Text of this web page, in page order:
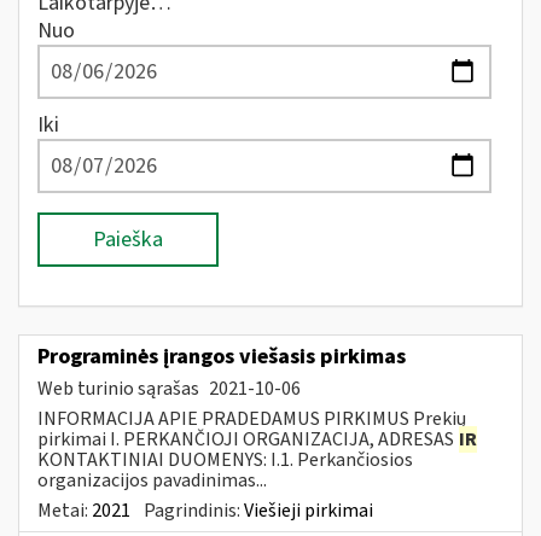
Nuo
Iki
Paieška
Programinės įrangos viešasis pirkimas
Web turinio sąrašas 2021-10-06
INFORMACIJA APIE PRADEDAMUS PIRKIMUS Prekių
pirkimai I. PERKANČIOJI ORGANIZACIJA, ADRESAS IR
KONTAKTINIAI DUOMENYS: I.1. Perkančiosios
organizacijos pavadinimas...
Metai: 2021 Pagrindinis:Viešieji pirkimai